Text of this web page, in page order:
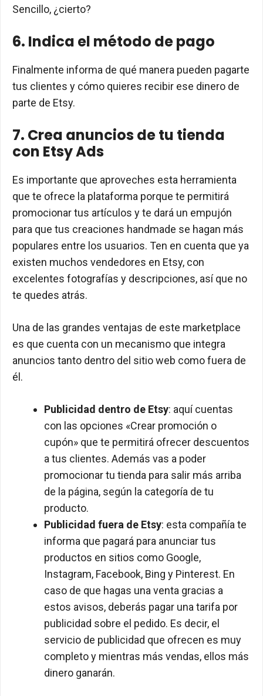
Sencillo, ¿cierto?
6. Indica el método de pago
Finalmente informa de qué manera pueden pagarte
tus clientes y cómo quieres recibir ese dinero de
parte de Etsy.
7. Crea anuncios de tu tienda
con Etsy Ads
Es importante que aproveches esta herramienta
que te ofrece la plataforma porque te permitirá
promocionar tus artículos y te dará un empujón
para que tus creaciones handmade se hagan más
populares entre los usuarios. Ten en cuenta que ya
existen muchos vendedores en Etsy, con
excelentes fotografías y descripciones, así que no
te quedes atrás.
Una de las grandes ventajas de este marketplace
es que cuenta con un mecanismo que integra
anuncios tanto dentro del sitio web como fuera de
él.
Publicidad dentro de Etsy: aquí cuentas
con las opciones «Crear promoción o
cupón» que te permitirá ofrecer descuentos
a tus clientes. Además vas a poder
promocionar tu tienda para salir más arriba
de la página, según la categoría de tu
producto.
Publicidad fuera de Etsy: esta compañía te
informa que pagará para anunciar tus
productos en sitios como Google,
Instagram, Facebook, Bing y Pinterest. En
caso de que hagas una venta gracias a
estos avisos, deberás pagar una tarifa por
publicidad sobre el pedido. Es decir, el
servicio de publicidad que ofrecen es muy
completo y mientras más vendas, ellos más
dinero ganarán.